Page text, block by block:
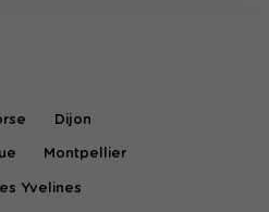
Dijon
Montpellier
Yvelines